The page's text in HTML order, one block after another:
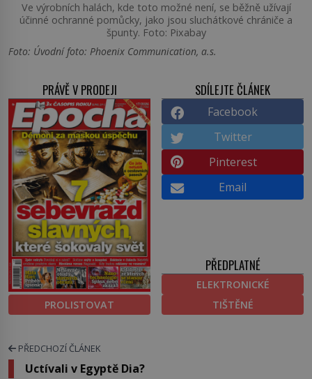
Ve výrobních halách, kde toto možné není, se běžně užívají
účinné ochranné pomůcky, jako jsou sluchátkové chrániče a
špunty. Foto: Pixabay
Foto: Úvodní foto: Phoenix Communication, a.s.
PRÁVĚ V PRODEJI
PROLISTOVAT
SDÍLEJTE ČLÁNEK
Facebook
Twitter
Pinterest
Email
PŘEDPLATNÉ
ELEKTRONICKÉ
TIŠTĚNÉ
PŘEDCHOZÍ ČLÁNEK
Uctívali v Egyptě Dia?